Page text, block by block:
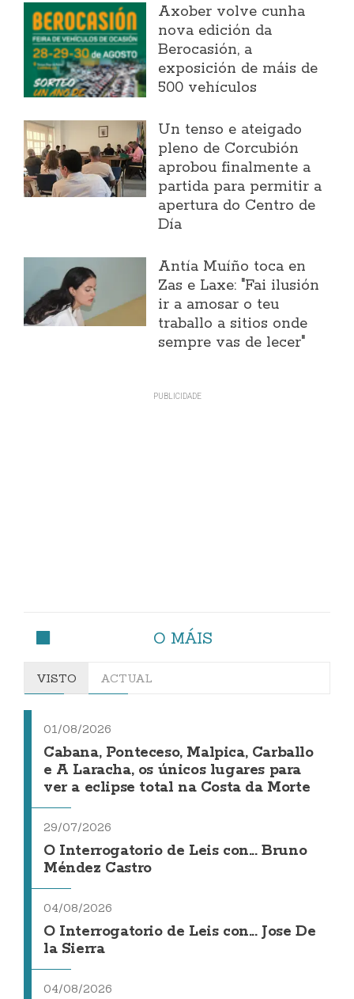
Axober volve cunha
nova edición da
Berocasión, a
exposición de máis de
500 vehículos
Un tenso e ateigado
pleno de Corcubión
aprobou finalmente a
partida para permitir a
apertura do Centro de
Día
Antía Muíño toca en
Zas e Laxe: "Fai ilusión
ir a amosar o teu
traballo a sitios onde
sempre vas de lecer"
O MÁIS
VISTO ACTUAL
01/08/2026
Cabana, Ponteceso, Malpica, Carballo
e A Laracha, os únicos lugares para
ver a eclipse total na Costa da Morte
29/07/2026
O Interrogatorio de Leis con... Bruno
Méndez Castro
04/08/2026
O Interrogatorio de Leis con... Jose De
la Sierra
04/08/2026